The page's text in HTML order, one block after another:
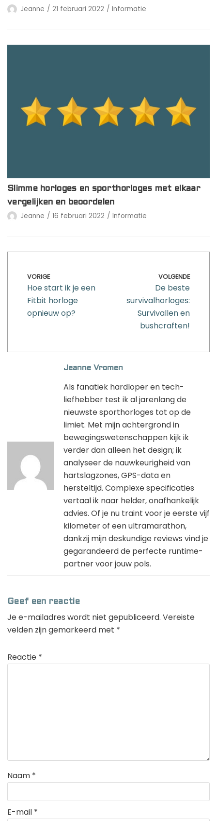
Jeanne 21 februari 2022 Informatie
Slimme horloges en sporthorloges met elkaar
vergelijken en beoordelen
Jeanne 16 februari 2022 Informatie
VORIGE
Hoe start ik je een
Fitbit horloge
opnieuw op?
VOLGENDE
De beste
survivalhorloges:
Survivallen en
bushcraften!
Jeanne Vromen
Als fanatiek hardloper en tech-
liefhebber test ik al jarenlang de
nieuwste sporthorloges tot op de
limiet. Met mijn achtergrond in
bewegingswetenschappen kijk ik
verder dan alleen het design; ik
analyseer de nauwkeurigheid van
hartslagzones, GPS-data en
hersteltijd. Complexe specificaties
vertaal ik naar helder, onafhankelijk
advies. Of je nu traint voor je eerste vijf
kilometer of een ultramarathon,
dankzij mijn deskundige reviews vind je
gegarandeerd de perfecte runtime-
partner voor jouw pols.
Geef een reactie
Je e-mailadres wordt niet gepubliceerd. Vereiste
velden zijn gemarkeerd met *
Reactie *
Naam *
E-mail *